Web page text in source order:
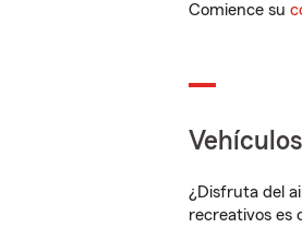
Comience su
¿Disfruta del
recreativos es